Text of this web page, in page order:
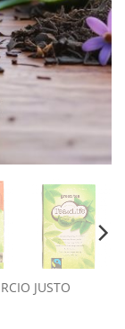
JUSTO